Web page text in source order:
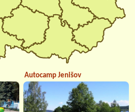
Autocamp Jenišov